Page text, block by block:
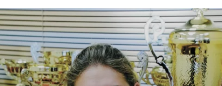
Криминал
Культура
Недвижимость и ЖКХ
Образование
Общество
Погода